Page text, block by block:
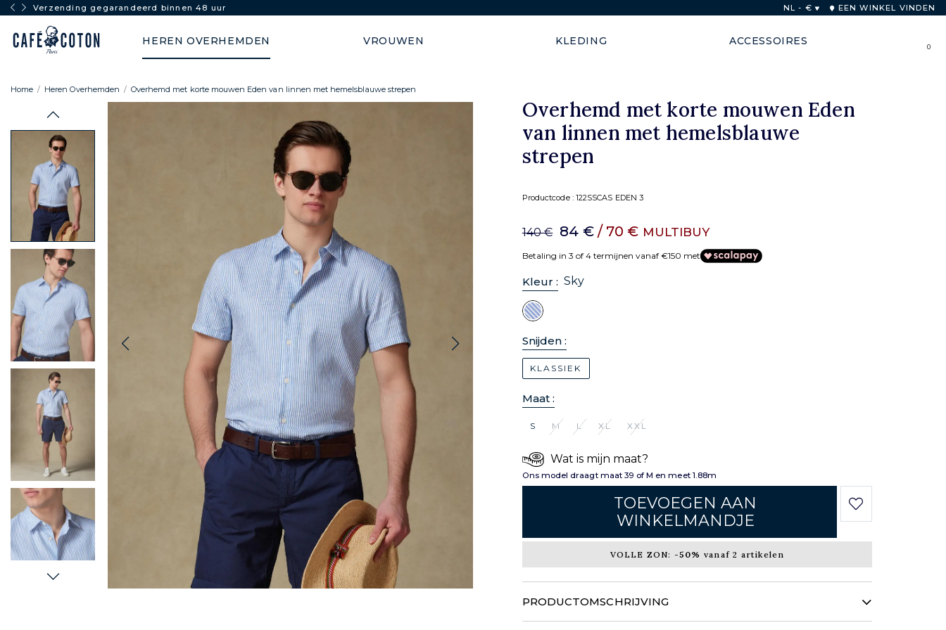
Verzending gegarandeerd binnen 48 uur Gratis levering in de Europese Unie voor bestellingen boven 250€
NL - € EEN WINKEL VINDEN
HEREN OVERHEMDEN VROUWEN KLEDING ACCESSOIRES 0
Home Heren Overhemden Overhemd met korte mouwen Eden van linnen met hemelsblauwe strepen
Overhemd met korte mouwen Eden
van linnen met hemelsblauwe
strepen
Productcode : 122SSCAS EDEN 3
140 € 84 €/ 70 € MULTIBUY
Betaling in 3 of 4 termijnen vanaf €150 met
Kleur : Sky
Snijden :
KLASSIEK
Maat :
S M L XL XXL
Wat is mijn maat?
Ons model draagt maat 39 of M en meet 1.88m
TOEVOEGEN AAN
WINKELMANDJE
VOLLE ZON: -50% vanaf 2 artikelen
PRODUCTOMSCHRIJVING